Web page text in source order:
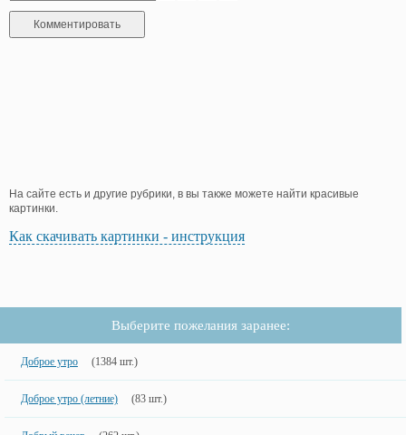
На сайте есть и другие рубрики, в вы также можете найти красивые
картинки.
Как скачивать картинки - инструкция
Выберите пожелания заранее:
Доброе утро (1384 шт.)
Доброе утро (летние) (83 шт.)